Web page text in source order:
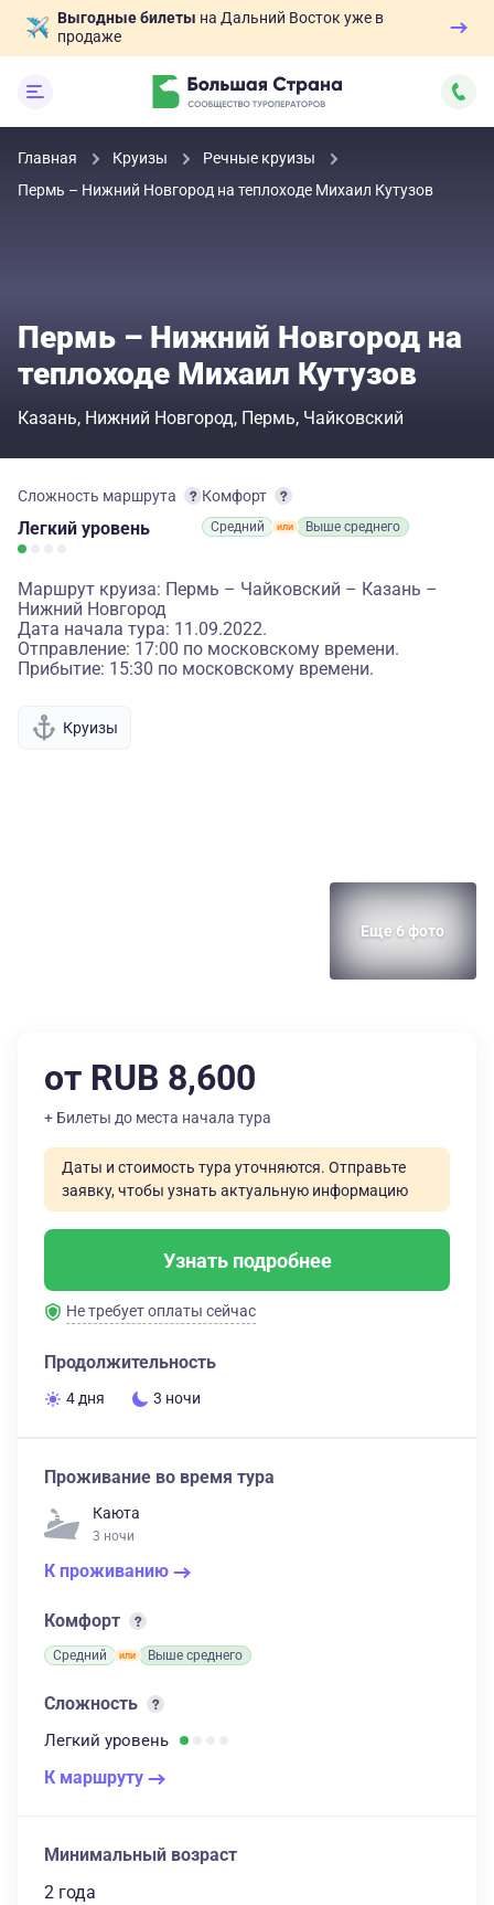
Выгодные билеты на Дальний Восток уже в
продаже
Главная Круизы
Речные круизы
Пермь – Нижний Новгород на теплоходе Михаил Кутузов
Пермь – Нижний Новгород на
теплоходе Михаил Кутузов
Казань Нижний Новгород Пермь Чайковский
Сложность маршрута
Легкий уровень
Комфорт
Средний Выше среднего
Маршрут круиза: Пермь – Чайковский – Казань –
Нижний Новгород
Дата начала тура: 11.09.2022.
Отправление: 17:00 по московскому времени.
Прибытие: 15:30 по московскому времени.
Круизы
Еще 6 фото
от RUB 8,600
+ Билеты до места начала тура
Даты и стоимость тура уточняются. Отправьте
заявку, чтобы узнать актуальную информацию
Узнать подробнее
Не требует оплаты сейчас
Продолжительность
4 дня 3 ночи
Проживание во время тура
Каюта
3 ночи
К проживанию
Комфорт
Средний Выше среднего
Сложность
Легкий уровень
К маршруту
Минимальный возраст
2 года